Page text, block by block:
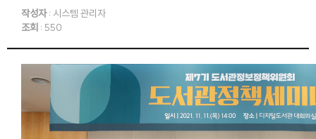
작성자: 시스템 관리자
조회 : 550